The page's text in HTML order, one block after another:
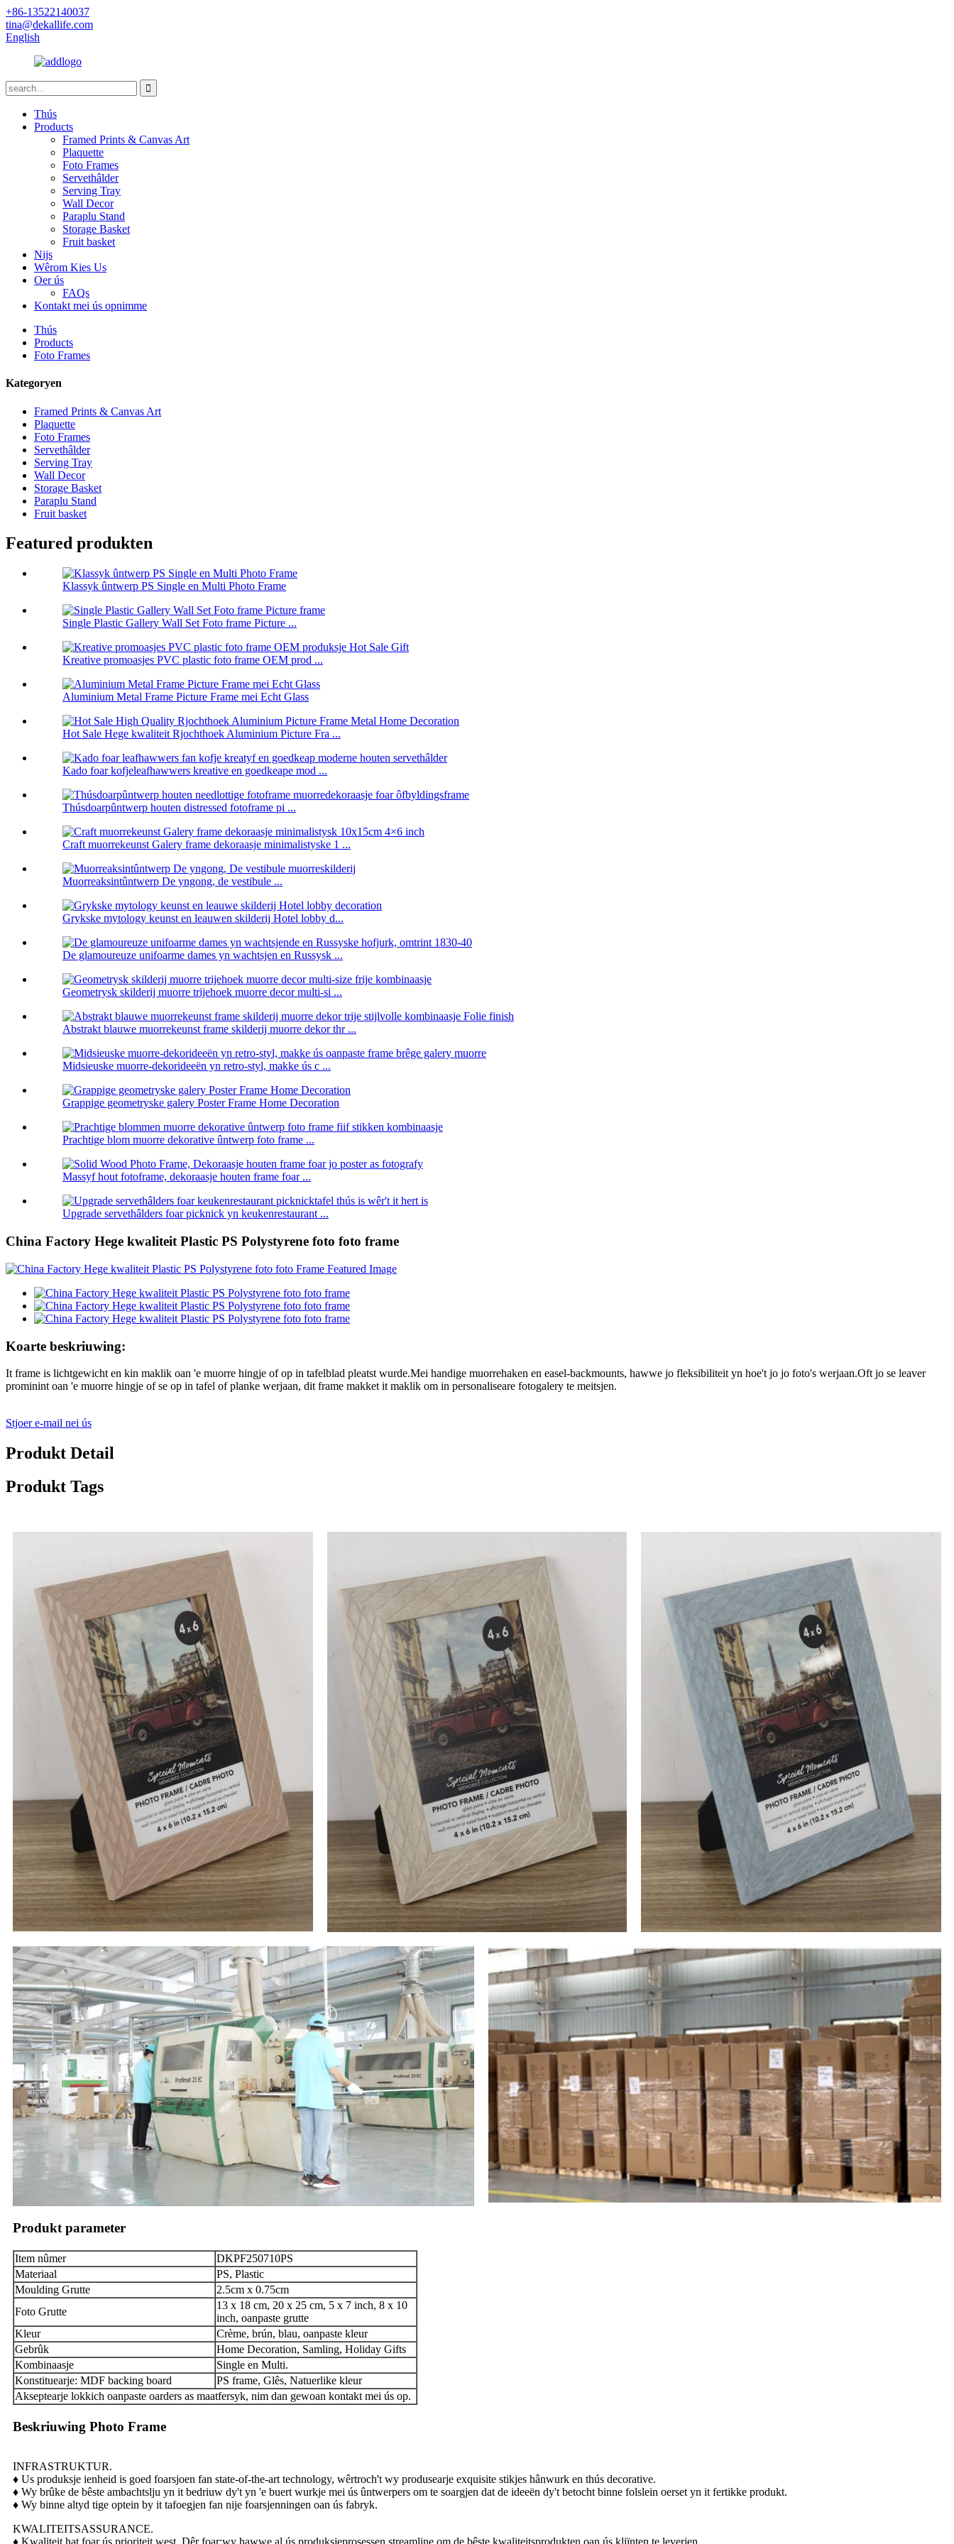
+86-13522140037
tina@dekallife.com
English
Thús
Products
Framed Prints & Canvas Art
Plaquette
Foto Frames
Servethâlder
Serving Tray
Wall Decor
Paraplu Stand
Storage Basket
Fruit basket
Nijs
Wêrom Kies Us
Oer ús
FAQs
Kontakt mei ús opnimme
Thús
Products
Foto Frames
Kategoryen
Framed Prints & Canvas Art
Plaquette
Foto Frames
Servethâlder
Serving Tray
Wall Decor
Storage Basket
Paraplu Stand
Fruit basket
Featured produkten
Klassyk ûntwerp PS Single en Multi Photo Frame
Single Plastic Gallery Wall Set Foto frame Picture ...
Kreative promoasjes PVC plastic foto frame OEM prod ...
Aluminium Metal Frame Picture Frame mei Echt Glass
Hot Sale Hege kwaliteit Rjochthoek Aluminium Picture Fra ...
Kado foar kofjeleafhawwers kreative en goedkeape mod ...
Thúsdoarpûntwerp houten distressed fotoframe pi ...
Craft muorrekeunst Galery frame dekoraasje minimalistyske 1 ...
Muorreaksintûntwerp De yngong, de vestibule ...
Grykske mytology keunst en leauwen skilderij Hotel lobby d...
De glamoureuze unifoarme dames yn wachtsjen en Russysk ...
Geometrysk skilderij muorre trijehoek muorre decor multi-si ...
Abstrakt blauwe muorrekeunst frame skilderij muorre dekor thr ...
Midsieuske muorre-dekorideeën yn retro-styl, makke ús c ...
Grappige geometryske galery Poster Frame Home Decoration
Prachtige blom muorre dekorative ûntwerp foto frame ...
Massyf hout fotoframe, dekoraasje houten frame foar ...
Upgrade servethâlders foar picknick yn keukenrestaurant ...
China Factory Hege kwaliteit Plastic PS Polystyrene foto foto frame
Koarte beskriuwing:
It frame is lichtgewicht en kin maklik oan 'e muorre hingje of op in tafelblad pleatst wurde.Mei handige muorrehaken en easel-backmounts, hawwe jo fleksibiliteit yn hoe't jo jo foto's werjaan.Oft jo se leaver
prominint oan 'e muorre hingje of se op in tafel of planke werjaan, dit frame makket it maklik om in personaliseare fotogalery te meitsjen.
Stjoer e-mail nei ús
Produkt Detail
Produkt Tags
Produkt parameter
Item nûmer
DKPF250710PS
Materiaal
PS, Plastic
Moulding Grutte
2.5cm x 0.75cm
Foto Grutte
13 x 18 cm, 20 x 25 cm, 5 x 7 inch, 8 x 10
inch, oanpaste grutte
Kleur
Crème, brún, blau, oanpaste kleur
Gebrûk
Home Decoration, Samling, Holiday Gifts
Kombinaasje
Single en Multi.
Konstituearje: MDF backing board
PS frame, Glês, Natuerlike kleur
Akseptearje lokkich oanpaste oarders as maatfersyk, nim dan gewoan kontakt mei ús op.
Beskriuwing Photo Frame
INFRASTRUKTUR.
♦ Us produksje ienheid is goed foarsjoen fan state-of-the-art technology, wêrtroch't wy produsearje exquisite stikjes hânwurk en thús decorative.
♦ Wy brûke de bêste ambachtslju yn it bedriuw dy't yn 'e buert wurkje mei ús ûntwerpers om te soargjen dat de ideeën dy't betocht binne folslein oerset yn it fertikke produkt.
♦ Wy binne altyd tige optein by it tafoegjen fan nije foarsjenningen oan ús fabryk.
KWALITEITSASSURANCE.
♦ Kwaliteit hat foar ús prioriteit west, Dêr foar;wy hawwe al ús produksjeprosessen streamline om de bêste kwaliteitsprodukten oan ús kliïnten te leverjen.